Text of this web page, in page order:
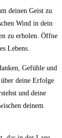
deinen ‌Geist zu
‌Wind ‌in dein
zu erholen. Öffne
⁣Lebens.
Gefühle und
deine Erfolge
und deine
deinem